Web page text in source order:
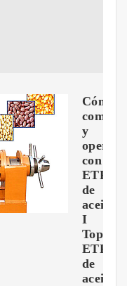
Cómo
y
operar
con
ETFs
de
aceite
I
Top
ETFs
de
aceite